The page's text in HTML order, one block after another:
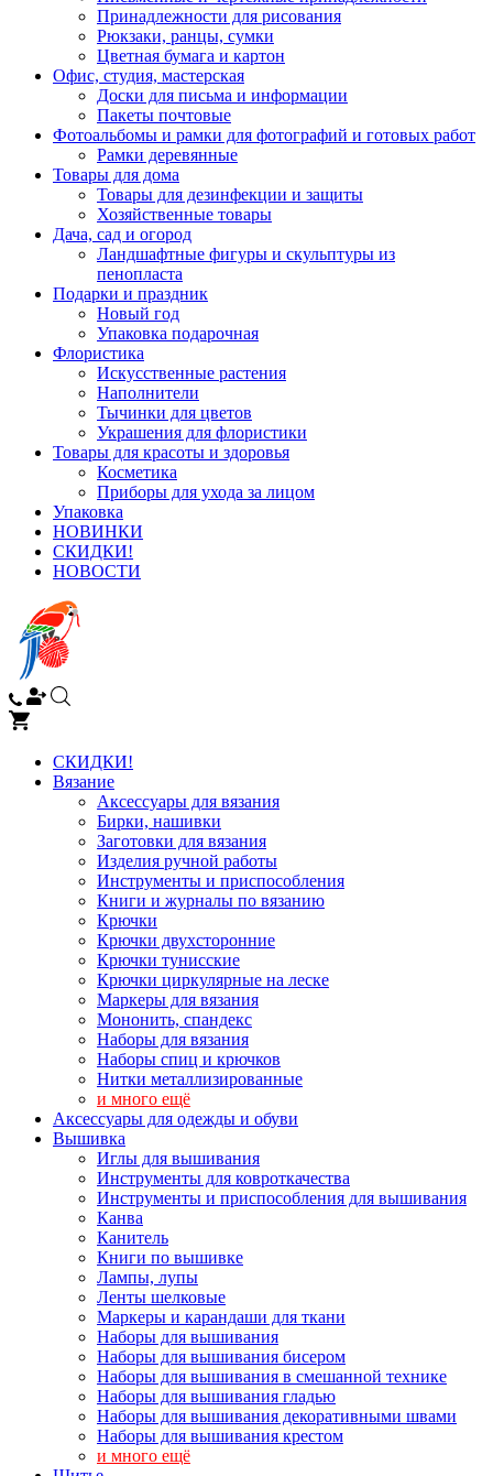
Принадлежности для рисования
Рюкзаки, ранцы, сумки
Цветная бумага и картон
Офис, студия, мастерская
Доски для письма и информации
Пакеты почтовые
Фотоальбомы и рамки для фотографий и готовых работ
Рамки деревянные
Товары для дома
Товары для дезинфекции и защиты
Хозяйственные товары
Дача, сад и огород
Ландшафтные фигуры и скульптуры из
пенопласта
Подарки и праздник
Новый год
Упаковка подарочная
Флористика
Искусственные растения
Наполнители
Тычинки для цветов
Украшения для флористики
Товары для красоты и здоровья
Косметика
Приборы для ухода за лицом
Упаковка
НОВИНКИ
СКИДКИ!
НОВОСТИ
СКИДКИ!
Вязание
Аксессуары для вязания
Бирки, нашивки
Заготовки для вязания
Изделия ручной работы
Инструменты и приспособления
Книги и журналы по вязанию
Крючки
Крючки двухсторонние
Крючки тунисские
Крючки циркулярные на леске
Маркеры для вязания
Мононить, спандекс
Наборы для вязания
Наборы спиц и крючков
Нитки металлизированные
и много ещё
Аксессуары для одежды и обуви
Вышивка
Иглы для вышивания
Инструменты для ковроткачества
Инструменты и приспособления для вышивания
Канва
Канитель
Книги по вышивке
Лампы, лупы
Ленты шелковые
Маркеры и карандаши для ткани
Наборы для вышивания
Наборы для вышивания бисером
Наборы для вышивания в смешанной технике
Наборы для вышивания гладью
Наборы для вышивания декоративными швами
Наборы для вышивания крестом
и много ещё